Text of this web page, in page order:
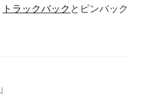
トラックバックとピンバック